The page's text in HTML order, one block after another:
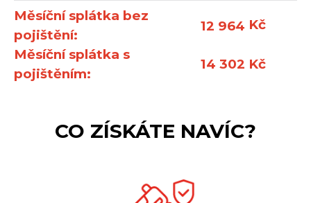
Měsíční splátka bez
pojištění:
12 964 Kč
Měsíční splátka s
pojištěním:
14 302 Kč
CO ZÍSKÁTE NAVÍC?